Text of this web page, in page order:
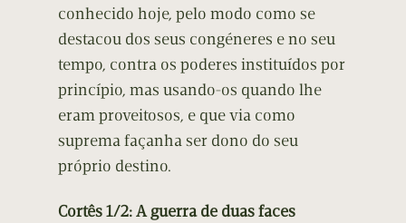
conhecido hoje, pelo modo como se
destacou dos seus congéneres e no seu
tempo, contra os poderes instituídos por
princípio, mas usando-os quando lhe
eram proveitosos, e que via como
suprema façanha ser dono do seu
próprio destino.
Cortês 1/2: A guerra de duas faces